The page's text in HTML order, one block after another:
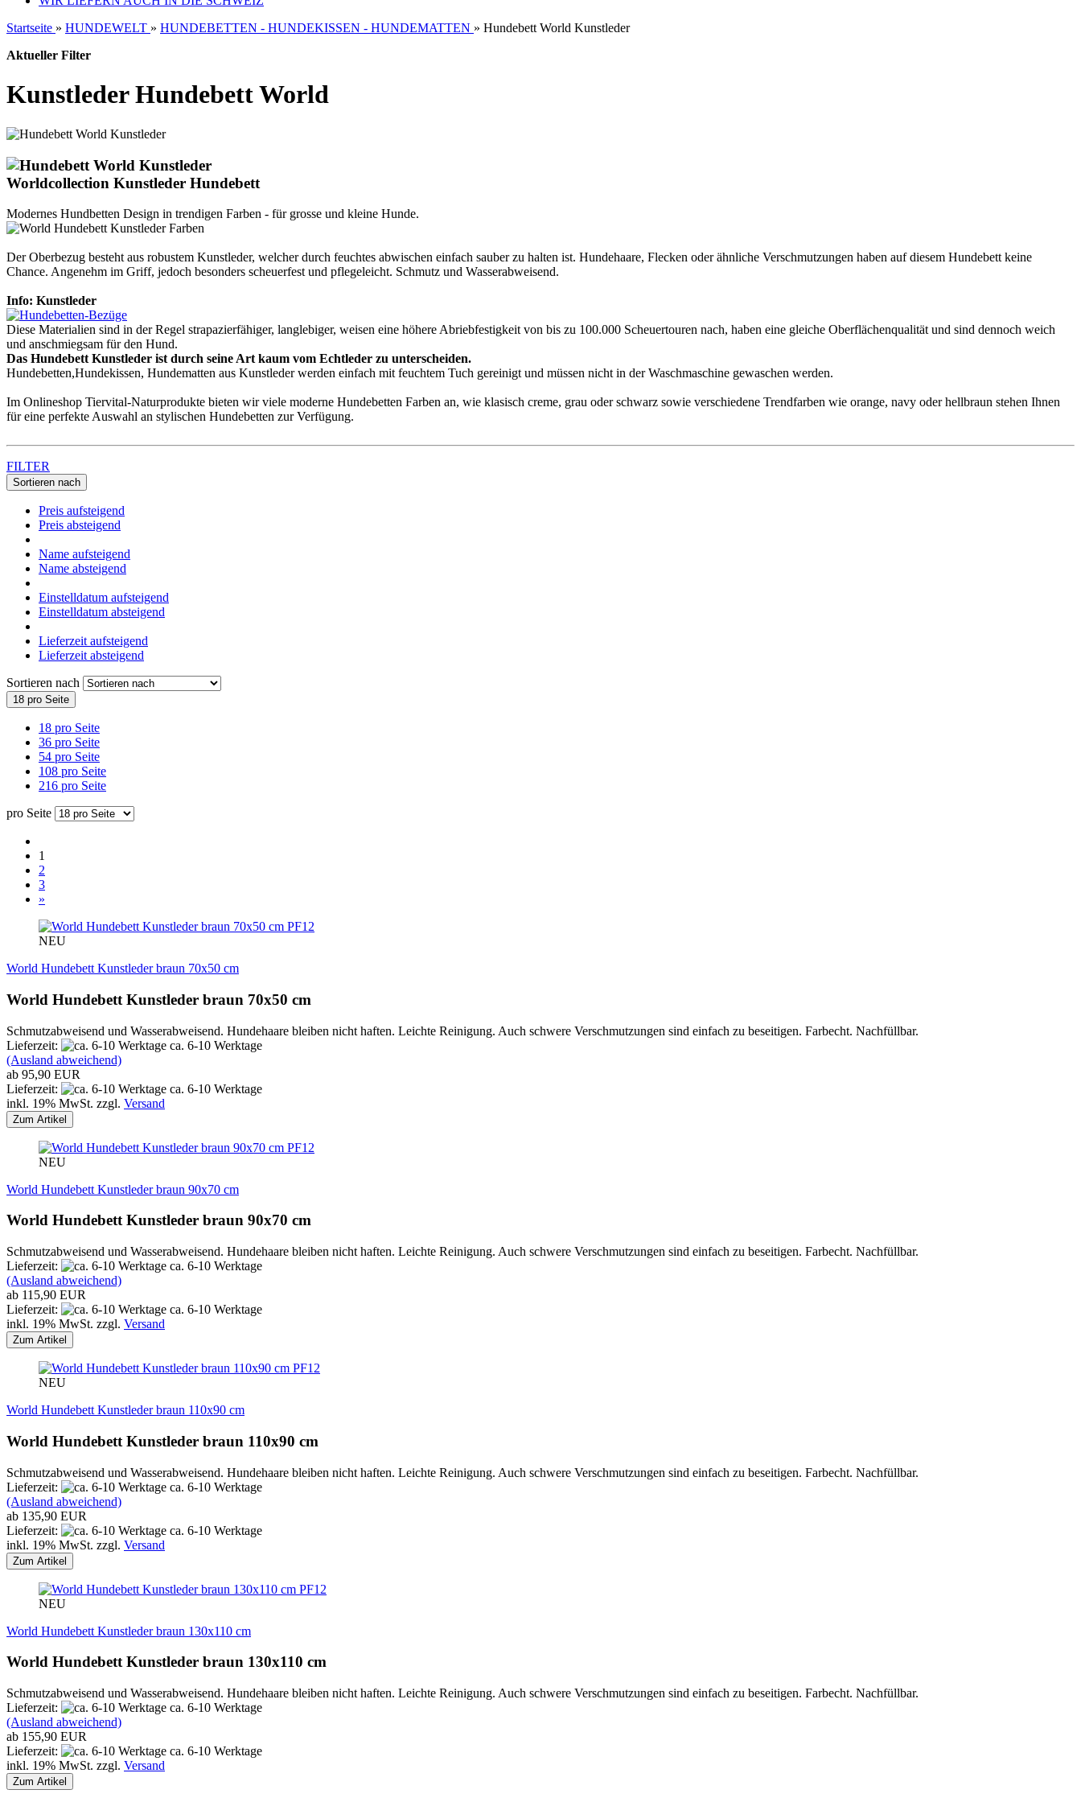
Startseite » HUNDEWELT » HUNDEBETTEN - HUNDEKISSEN - HUNDEMATTEN » Hundebett World Kunstleder
Aktueller Filter
Kunstleder Hundebett World
Worldcollection Kunstleder Hundebett
Modernes Hundbetten Design in trendigen Farben - für grosse und kleine Hunde.
Der Oberbezug besteht aus robustem Kunstleder, welcher durch feuchtes abwischen einfach sauber zu halten ist. Hundehaare, Flecken oder ähnliche Verschmutzungen haben auf diesem Hundebett keine
Chance. Angenehm im Griff, jedoch besonders scheuerfest und pflegeleicht. Schmutz und Wasserabweisend.
Info: Kunstleder
Diese Materialien sind in der Regel strapazierfähiger, langlebiger, weisen eine höhere Abriebfestigkeit von bis zu 100.000 Scheuertouren nach, haben eine gleiche Oberflächenqualität und sind dennoch weich
und anschmiegsam für den Hund.
Das Hundebett Kunstleder ist durch seine Art kaum vom Echtleder zu unterscheiden.
Hundebetten,Hundekissen, Hundematten aus Kunstleder werden einfach mit feuchtem Tuch gereinigt und müssen nicht in der Waschmaschine gewaschen werden.
Im Onlineshop Tiervital-Naturprodukte bieten wir viele moderne Hundebetten Farben an, wie klasisch creme, grau oder schwarz sowie verschiedene Trendfarben wie orange, navy oder hellbraun stehen Ihnen
für eine perfekte Auswahl an stylischen Hundebetten zur Verfügung.
FILTER
Sortieren nach
Preis aufsteigend
Preis absteigend
Name aufsteigend
Name absteigend
Einstelldatum aufsteigend
Einstelldatum absteigend
Lieferzeit aufsteigend
Lieferzeit absteigend
Sortieren nach
18 pro Seite
18 pro Seite
36 pro Seite
54 pro Seite
108 pro Seite
216 pro Seite
pro Seite
1
2
3
»
PF12
NEU
World Hundebett Kunstleder braun 70x50 cm
World Hundebett Kunstleder braun 70x50 cm
Schmutzabweisend und Wasserabweisend. Hundehaare bleiben nicht haften. Leichte Reinigung. Auch schwere Verschmutzungen sind einfach zu beseitigen. Farbecht. Nachfüllbar.
Lieferzeit:
ca. 6-10 Werktage
(Ausland abweichend)
ab 95,90 EUR
Lieferzeit:
ca. 6-10 Werktage
inkl. 19% MwSt. zzgl. Versand
Zum Artikel
PF12
NEU
World Hundebett Kunstleder braun 90x70 cm
World Hundebett Kunstleder braun 90x70 cm
Schmutzabweisend und Wasserabweisend. Hundehaare bleiben nicht haften. Leichte Reinigung. Auch schwere Verschmutzungen sind einfach zu beseitigen. Farbecht. Nachfüllbar.
Lieferzeit:
ca. 6-10 Werktage
(Ausland abweichend)
ab 115,90 EUR
Lieferzeit:
ca. 6-10 Werktage
inkl. 19% MwSt. zzgl. Versand
Zum Artikel
PF12
NEU
World Hundebett Kunstleder braun 110x90 cm
World Hundebett Kunstleder braun 110x90 cm
Schmutzabweisend und Wasserabweisend. Hundehaare bleiben nicht haften. Leichte Reinigung. Auch schwere Verschmutzungen sind einfach zu beseitigen. Farbecht. Nachfüllbar.
Lieferzeit:
ca. 6-10 Werktage
(Ausland abweichend)
ab 135,90 EUR
Lieferzeit:
ca. 6-10 Werktage
inkl. 19% MwSt. zzgl. Versand
Zum Artikel
PF12
NEU
World Hundebett Kunstleder braun 130x110 cm
World Hundebett Kunstleder braun 130x110 cm
Schmutzabweisend und Wasserabweisend. Hundehaare bleiben nicht haften. Leichte Reinigung. Auch schwere Verschmutzungen sind einfach zu beseitigen. Farbecht. Nachfüllbar.
Lieferzeit:
ca. 6-10 Werktage
(Ausland abweichend)
ab 155,90 EUR
Lieferzeit:
ca. 6-10 Werktage
inkl. 19% MwSt. zzgl. Versand
Zum Artikel